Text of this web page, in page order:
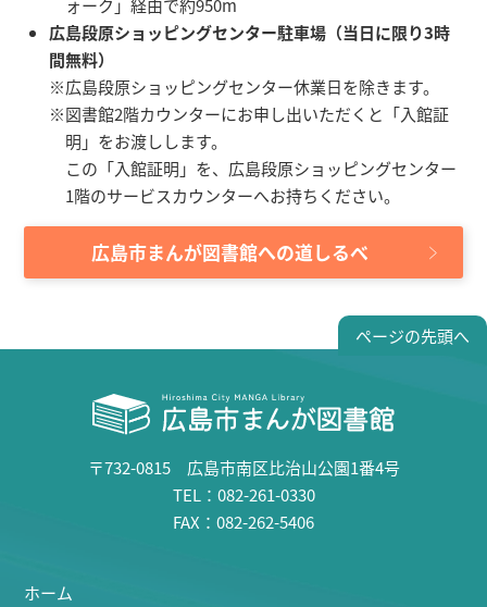
ォーク」経由で約950m
広島段原ショッピングセンター駐車場（当日に限り3時
間無料）
※広島段原ショッピングセンター休業日を除きます。
※図書館2階カウンターにお申し出いただくと「入館証
明」をお渡しします。
この「入館証明」を、広島段原ショッピングセンター
1階のサービスカウンターへお持ちください。
広島市まんが図書館への道しるべ
ページの先頭へ
〒732-0815 広島市南区比治山公園1番4号
TEL：082-261-0330
FAX：082-262-5406
ホーム